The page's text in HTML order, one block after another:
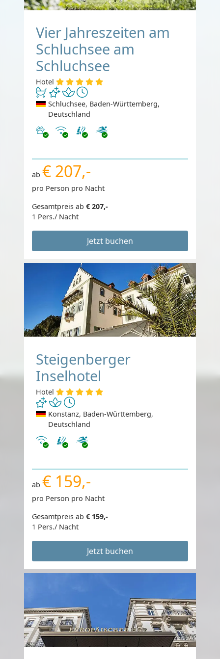
Vier Jahreszeiten am
Schluchsee am
Schluchsee
Hotel
Schluchsee, Baden-Württemberg,
Deutschland
Haustiere erlaubt
Internet
ab € 207,-
pro Person pro Nacht
Gesamtpreis ab € 207,-
1 Pers./ Nacht
Jetzt buchen
Steigenberger
Inselhotel
Hotel
Konstanz, Baden-Württemberg,
Deutschland
Internet
ab € 159,-
pro Person pro Nacht
Gesamtpreis ab € 159,-
1 Pers./ Nacht
Jetzt buchen